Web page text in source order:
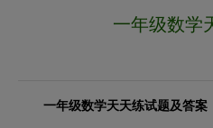
一年级数学
一年级数学天天练试题及答案